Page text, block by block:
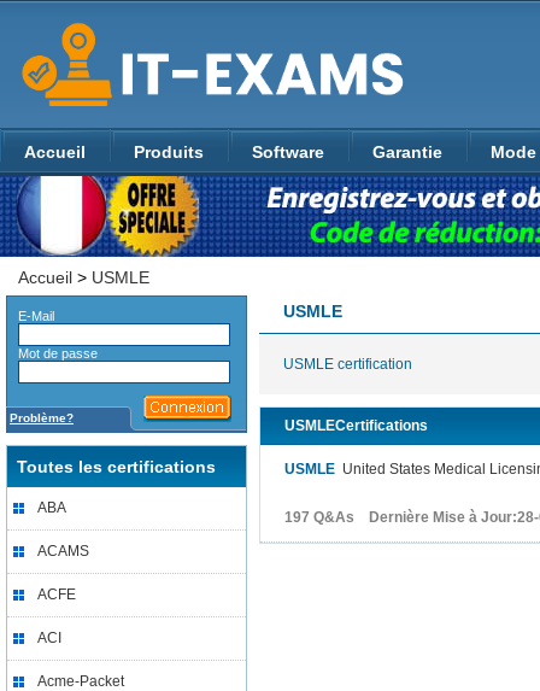
Accueil Produits Software Garantie
Accueil > USMLE
E-Mail
Mot de passe
Problème?
Toutes les certifications
ABA
ACAMS
ACFE
ACI
Acme-Packet
USMLE
USMLE certification
USMLECertifications
USMLE United States Medical
197 Q&As Dernière Mise à Jour:28-